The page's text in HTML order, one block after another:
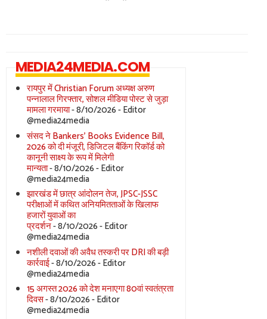
MEDIA24MEDIA.COM
रायपुर में Christian Forum अध्यक्ष अरुण
पन्नालाल गिरफ्तार, सोशल मीडिया पोस्ट से जुड़ा
मामला गरमाया- 8/10/2026- Editor
@media24media
संसद ने Bankers’ Books Evidence Bill,
2026 को दी मंजूरी, डिजिटल बैंकिंग रिकॉर्ड को
कानूनी साक्ष्य के रूप में मिलेगी
मान्यता- 8/10/2026- Editor
@media24media
झारखंड में छात्र आंदोलन तेज, JPSC-JSSC
परीक्षाओं में कथित अनियमितताओं के खिलाफ
हजारों युवाओं का
प्रदर्शन- 8/10/2026- Editor
@media24media
नशीली दवाओं की अवैध तस्करी पर DRI की बड़ी
कार्रवाई- 8/10/2026- Editor
@media24media
15 अगस्त 2026 को देश मनाएगा 80वां स्वतंत्रता
दिवस- 8/10/2026- Editor
@media24media